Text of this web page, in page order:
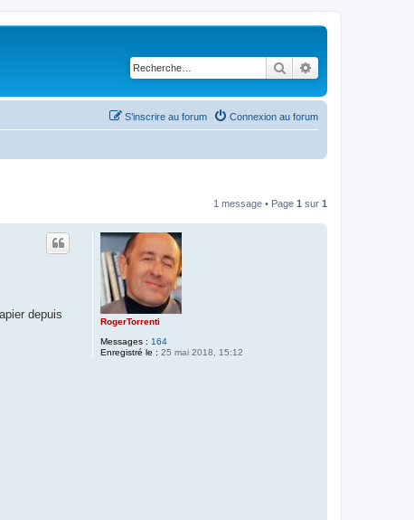
Rechercher
Connexion au forum
S’inscrire au forum
1 message • Page 1 sur 1
RogerTorrenti
Messages : 164
Enregistré le : 25 mai 2018, 15:12
depuis